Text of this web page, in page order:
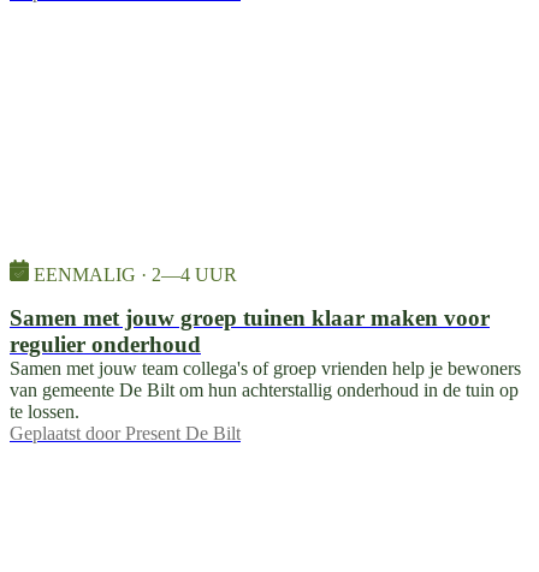
EENMALIG · 2—4 UUR
Samen met jouw groep tuinen klaar maken voor
regulier onderhoud
Samen met jouw team collega's of groep vrienden help je bewoners
van gemeente De Bilt om hun achterstallig onderhoud in de tuin op
te lossen.
Geplaatst door Present De Bilt